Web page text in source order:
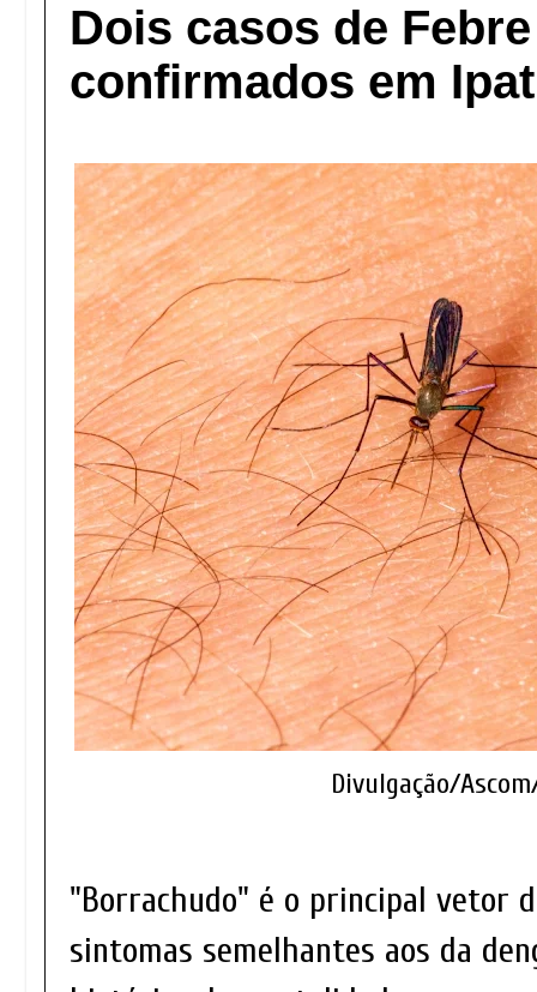
Dois casos de
confirmados em
Divulgação/
"Borrachudo" é o principal vetor
sintomas semelhantes aos da